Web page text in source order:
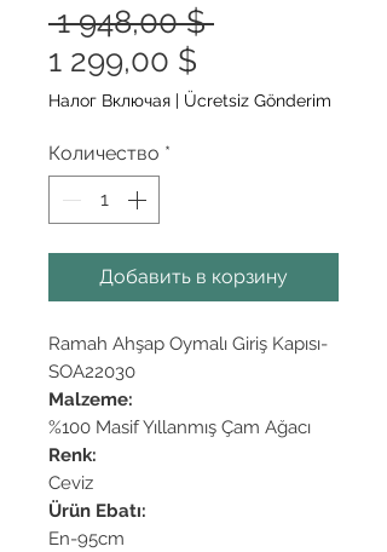
1 948,00 $ Обычная
1 299,00 $
Налог Включая | Ücretsiz Gönderim
Количество *
Добавить в корзину
Ramah Ahşap Oymalı Giriş Kapısı-
SOA22030
Malzeme:
%100 Masif Yıllanmış Çam Ağacı
Renk:
Ceviz
Ürün Ebatı:
En-95cm